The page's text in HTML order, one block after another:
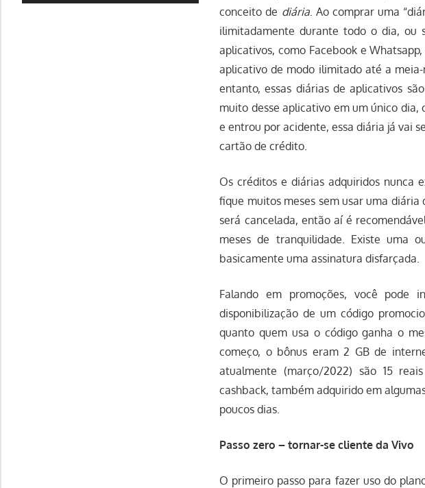
conceito de diária. Ao comprar uma
ilimitadamente durante todo o dia, ou
aplicativos, como Facebook e
aplicativo de modo ilimitado até a
entanto, essas diárias de aplicativos
muito desse aplicativo em um único dia,
e entrou por acidente, essa diária já vai
cartão de crédito.
Os créditos e diárias adquiridos nunca
fique muitos meses sem usar uma diária
será cancelada, então aí é
meses de tranquilidade. Existe uma
basicamente uma assinatura disfarçada.
Falando em promoções, você pode
disponibilização de um código
quanto quem usa o código ganha o
começo, o bônus eram 2 GB de
atualmente (março/2022) são 15
cashback, também adquirido em
poucos dias.
Passo zero – tornar-se cliente da Vivo
O primeiro passo para fazer uso do